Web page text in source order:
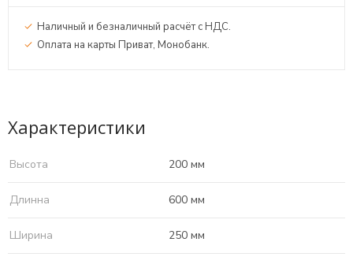
Наличный и безналичный расчёт с НДС.
Оплата на карты Приват, Монобанк.
Характеристики
Высота 200 мм
Длинна 600 мм
Ширина 250 мм